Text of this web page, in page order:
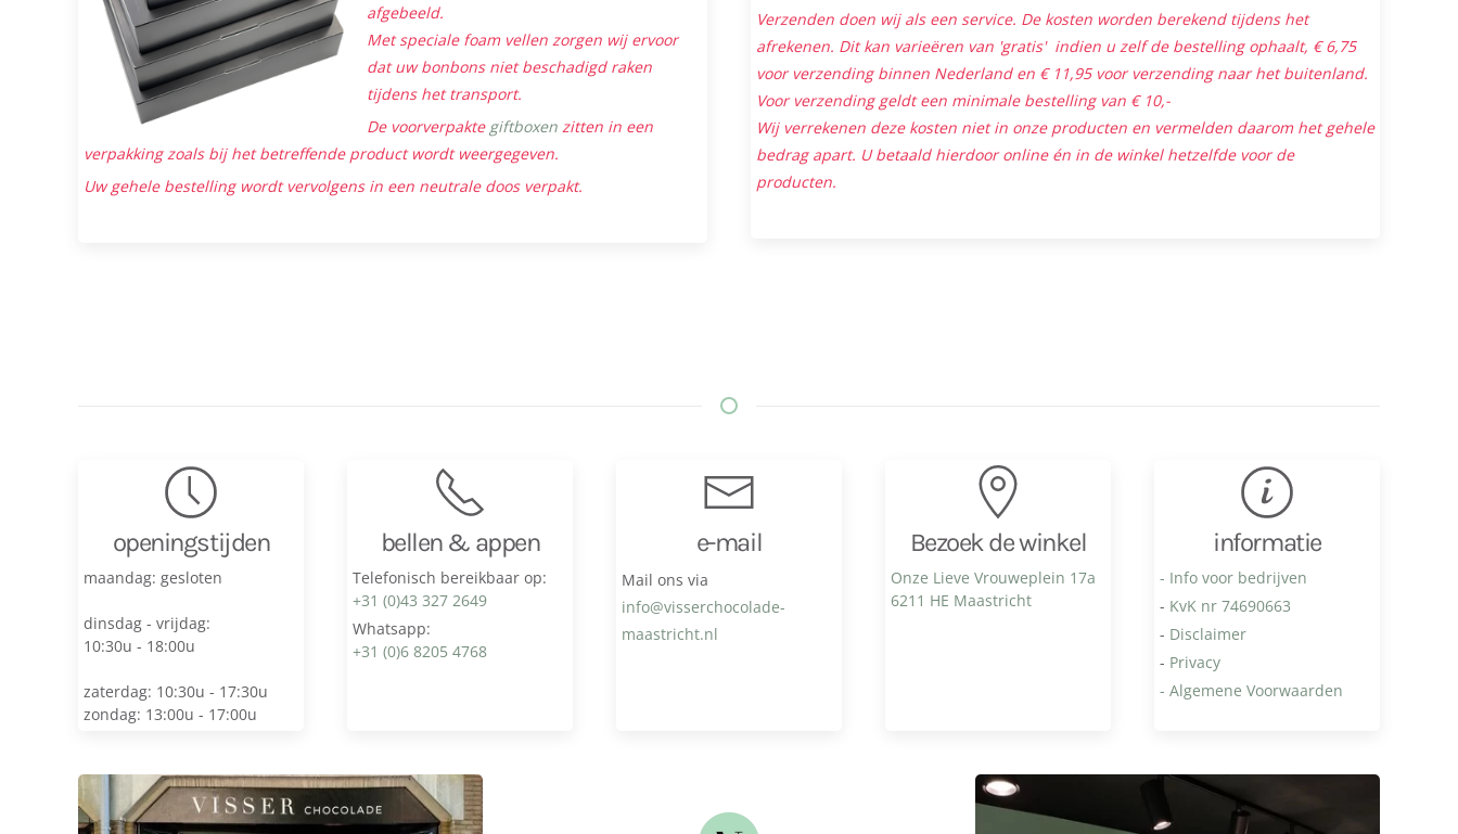
afgebeeld.
Met speciale foam vellen zorgen wij ervoor
dat uw bonbons niet beschadigd raken
tijdens het transport.
De voorverpakte giftboxen zitten in een
verpakking zoals bij het betreffende product wordt weergegeven.
Uw gehele bestelling wordt vervolgens in een neutrale doos verpakt.
Verzenden doen wij als een service. De kosten worden berekend tijdens het
afrekenen. Dit kan varieëren van 'gratis' indien u zelf de bestelling ophaalt, € 6,75
voor verzending binnen Nederland en € 11,95 voor verzending naar het buitenland.
Voor verzending geldt een minimale bestelling van € 10,-
Wij verrekenen deze kosten niet in onze producten en vermelden daarom het gehele
bedrag apart. U betaald hierdoor online én in de winkel hetzelfde voor de
producten.
openingstijden
maandag: gesloten
dinsdag - vrijdag:
10:30u - 18:00u
zaterdag: 10:30u - 17:30u
zondag: 13:00u - 17:00u
bellen & appen
Telefonisch bereikbaar op:
+31 (0)43 327 2649
Whatsapp:
+31 (0)6 8205 4768
e-mail
Mail ons via
info@visser­chocolade­
maastricht.nl
Bezoek de winkel
Onze Lieve Vrouweplein 17a
6211 HE Maastricht
informatie
- Info voor bedrijven
- KvK nr 74690663
- Disclaimer
- Privacy
- Algemene Voorwaarden